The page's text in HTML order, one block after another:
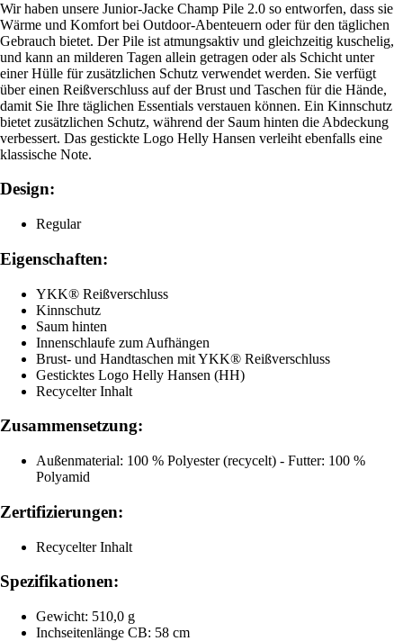
Wir haben unsere Junior-Jacke Champ Pile 2.0 so entworfen, dass sie
Wärme und Komfort bei Outdoor-Abenteuern oder für den täglichen
Gebrauch bietet. Der Pile ist atmungsaktiv und gleichzeitig kuschelig,
und kann an milderen Tagen allein getragen oder als Schicht unter
einer Hülle für zusätzlichen Schutz verwendet werden. Sie verfügt
über einen Reißverschluss auf der Brust und Taschen für die Hände,
damit Sie Ihre täglichen Essentials verstauen können. Ein Kinnschutz
bietet zusätzlichen Schutz, während der Saum hinten die Abdeckung
verbessert. Das gestickte Logo Helly Hansen verleiht ebenfalls eine
klassische Note.
Design:
Regular
Eigenschaften:
YKK® Reißverschluss
Kinnschutz
Saum hinten
Innenschlaufe zum Aufhängen
Brust- und Handtaschen mit YKK® Reißverschluss
Gesticktes Logo Helly Hansen (HH)
Recycelter Inhalt
Zusammensetzung:
Außenmaterial: 100 % Polyester (recycelt) - Futter: 100 %
Polyamid
Zertifizierungen:
Recycelter Inhalt
Spezifikationen:
Gewicht: 510,0 g
Inchseitenlänge CB: 58 cm